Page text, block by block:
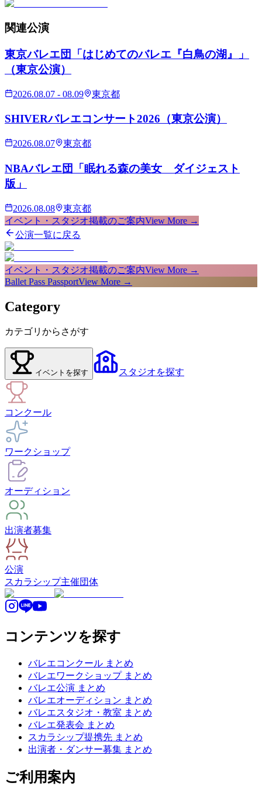
関連公演
東京バレエ団「はじめてのバレエ『白鳥の湖』」
（東京公演）
2026.08.07 - 08.09 東京都
SHIVERバレエコンサート2026（東京公演）
2026.08.07 東京都
NBAバレエ団「眠れる森の美女 ダイジェスト
版」
2026.08.08
東京都
イベント・スタジオ掲載のご案内View More →
公演一覧に戻る
イベント・スタジオ掲載のご案内View More →
Ballet Pass PassportView More →
Category
カテゴリからさがす
イベント を探す スタジオを探す
コンクール
ワークショップ
オーディション
出演者募集
公演
スカラシップ主催団体
コンテンツを探す
バレエコンクール まとめ
バレエワークショップ まとめ
バレエ公演 まとめ
バレエオーディション まとめ
バレエスタジオ・教室 まとめ
バレエ発表会 まとめ
スカラシップ提携先 まとめ
出演者・ダンサー募集 まとめ
ご利用案内